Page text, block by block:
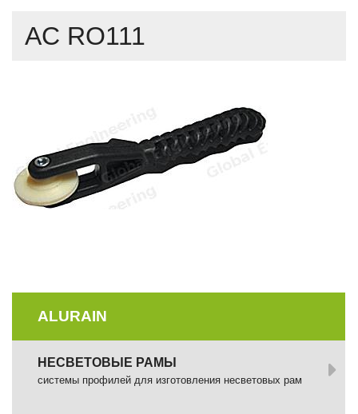
AC RO111
ALURAIN
НЕСВЕТОВЫЕ РАМЫ
системы профилей для изготовления несветовых рам